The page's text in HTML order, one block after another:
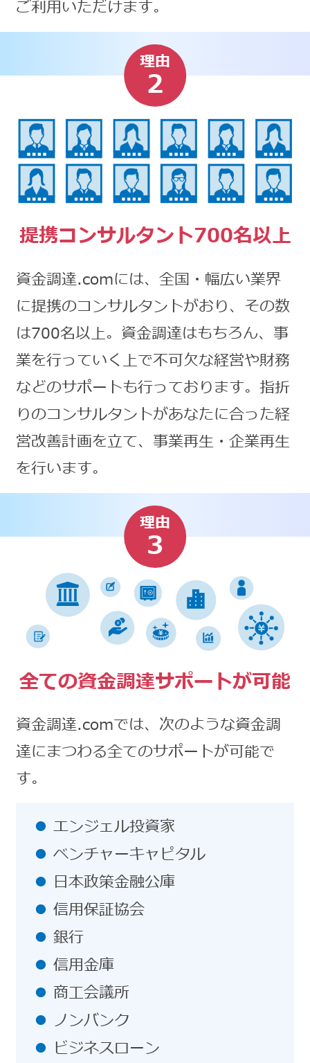
ご利用いただけます。
理由
2
提携コンサルタント700名以上
資金調達.comには、全国・幅広い業界
に提携のコンサルタントがおり、その数
は700名以上。資金調達はもちろん、事
業を行っていく上で不可欠な経営や財務
などのサポートも行っております。指折
りのコンサルタントがあなたに合った経
営改善計画を立て、事業再生・企業再生
を行います。
理由
3
全ての資金調達サポートが可能
資金調達.comでは、次のような資金調
達にまつわる全てのサポートが可能で
す。
エンジェル投資家
ベンチャーキャピタル
日本政策金融公庫
信用保証協会
銀行
信用金庫
商工会議所
ノンバンク
ビジネスローン